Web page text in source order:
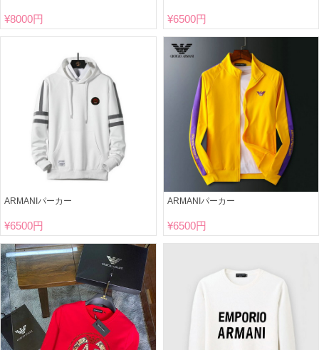
¥8000円 ¥6500円
ARMANIパーカー
¥6500円
ARMANIパーカー
¥6500円